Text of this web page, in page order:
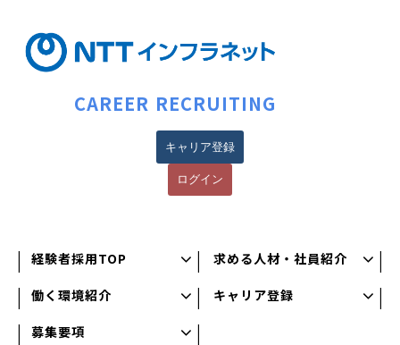
CAREER RECRUITING
キャリア登録
ログイン
経験者採用TOP 求める人材・社員紹介
働く環境紹介 キャリア登録
募集要項